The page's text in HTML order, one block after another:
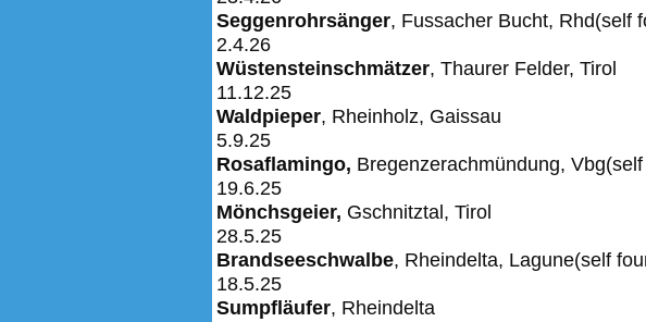
Seggenrohrsänger, Fussacher Bucht, Rhd(self
2.4.26
Wüstensteinschmätzer, Thaurer Felder, Tirol
11.12.25
Waldpieper, Rheinholz, Gaissau
5.9.25
Rosaflamingo, Bregenzerachmündung,
19.6.25
Mönchsgeier, Gschnitztal, Tirol
28.5.25
Brandseeschwalbe, Rheindelta, Lagune(self
18.5.25
Sumpfläufer, Rheindelta